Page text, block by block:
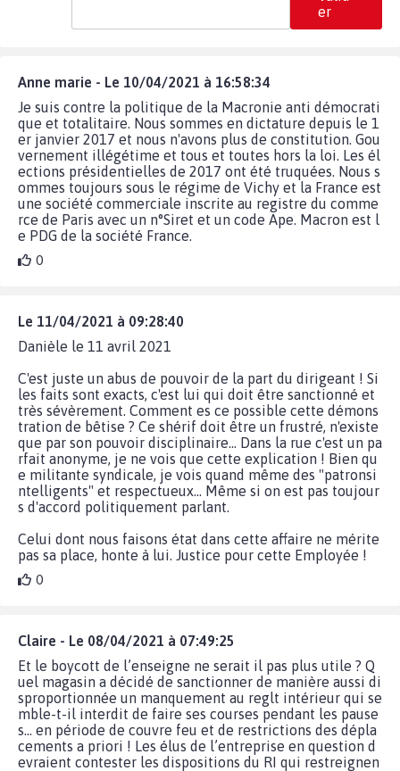
er
Anne marie - Le 10/04/2021 à 16:58:34
Je suis contre la politique de la Macronie anti démocrati
que et totalitaire. Nous sommes en dictature depuis le 1
er janvier 2017 et nous n'avons plus de constitution. Gou
vernement illégétime et tous et toutes hors la loi. Les él
ections présidentielles de 2017 ont été truquées. Nous s
ommes toujours sous le régime de Vichy et la France est
une société commerciale inscrite au registre du comme
rce de Paris avec un n°Siret et un code Ape. Macron est l
e PDG de la société France.
0
Le 11/04/2021 à 09:28:40
Danièle le 11 avril 2021
C'est juste un abus de pouvoir de la part du dirigeant ! Si
les faits sont exacts, c'est lui qui doit être sanctionné et
très sévèrement. Comment es ce possible cette démons
tration de bêtise ? Ce shérif doit être un frustré, n'existe
que par son pouvoir disciplinaire... Dans la rue c'est un pa
rfait anonyme, je ne vois que cette explication ! Bien qu
e militante syndicale, je vois quand même des "patronsi
ntelligents" et respectueux... Même si on est pas toujour
s d'accord politiquement parlant.
Celui dont nous faisons état dans cette affaire ne mérite
pas sa place, honte à lui. Justice pour cette Employée !
0
Claire - Le 08/04/2021 à 07:49:25
Et le boycott de l’enseigne ne serait il pas plus utile ? Q
uel magasin a décidé de sanctionner de manière aussi di
sproportionnée un manquement au reglt intérieur qui se
mble-t-il interdit de faire ses courses pendant les pause
s... en période de couvre feu et de restrictions des dépla
cements a priori ! Les élus de l’entreprise en question d
evraient contester les dispositions du RI qui restreignen